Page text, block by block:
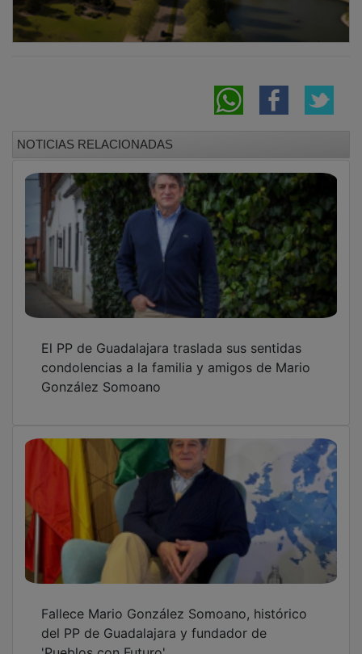
condolencias a la familia y amigos de Mario
González Somoano
del PP de Guadalajara y fundador de
'Pueblos con Futuro'